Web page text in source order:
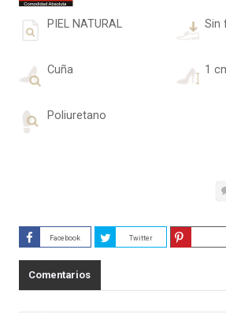
PIEL NATURAL Sin
Cuña 1
Poliuretano
Facebook Twitter
Comentarios